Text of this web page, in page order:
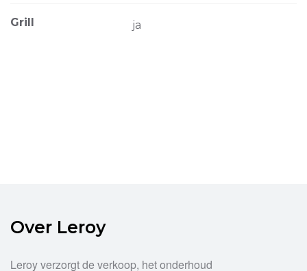
Grill ja
Over Leroy
Leroy verzorgt de verkoop, het onderhoud